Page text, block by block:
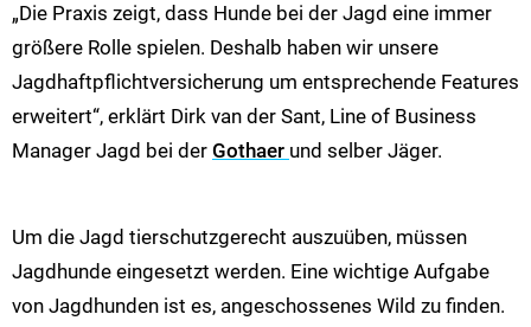
„Die Praxis zeigt, dass Hunde bei der Jagd eine immer
größere Rolle spielen. Deshalb haben wir unsere
Jagdhaftpflichtversicherung um entsprechende Features
erweitert“, erklärt Dirk van der Sant, Line of Business
Manager Jagd bei der Gothaer und selber Jäger.
Um die Jagd tierschutzgerecht auszuüben, müssen
Jagdhunde eingesetzt werden. Eine wichtige Aufgabe
von Jagdhunden ist es, angeschossenes Wild zu finden.